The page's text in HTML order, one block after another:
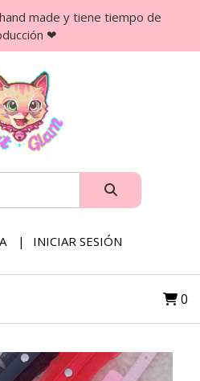
made y tiene tiempo de
❤
INICIAR SESIÓN
0